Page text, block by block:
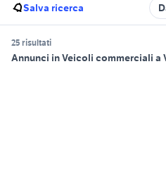
Salva ricerca
25 risultati
Annunci in Veicoli commerciali a